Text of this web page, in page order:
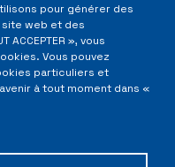
pour générer des
web et des
», vous
Vous pouvez
particuliers et
à tout moment dans «